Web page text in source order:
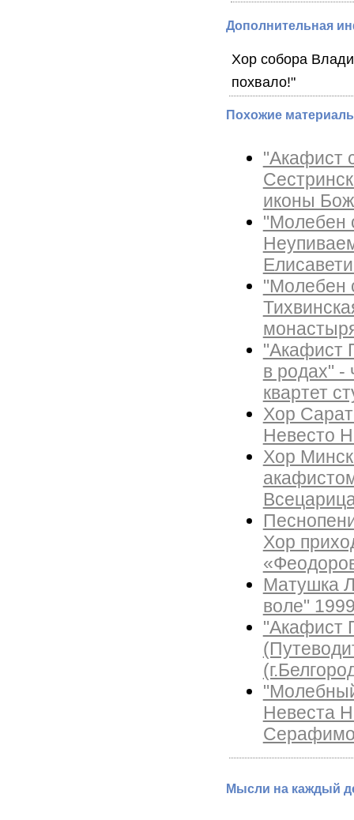
Дополнительная
Хор собора
похвало!"
Похожие
"Акафист
иконы
"Молебен
"Молебен
"Акафист
в родах" -
квартет
Хор
Невесто
Хор
Хор
Матушка
воле" 1999
"Акафист
Невеста
Мысли на каждый